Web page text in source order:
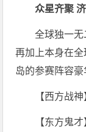
众星齐聚
全球独一无
再加上本身在
岛的参赛阵容豪
【西方战
【东方鬼